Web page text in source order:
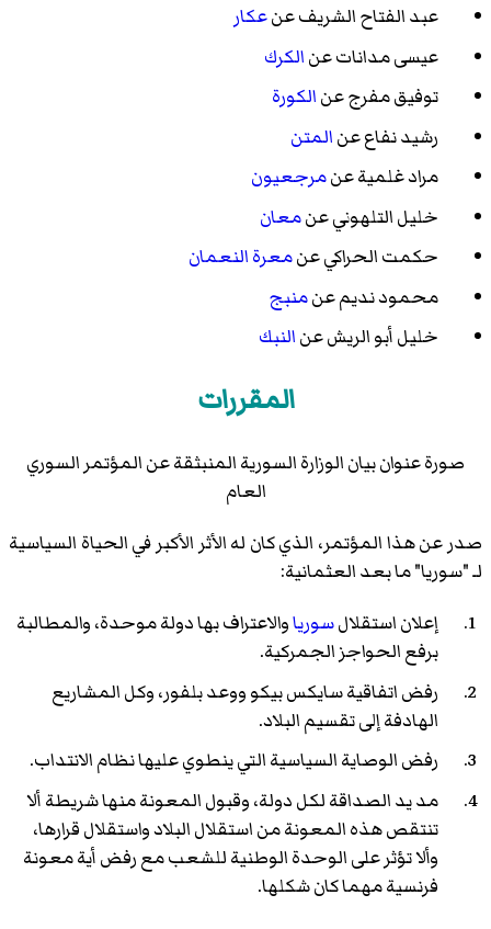
عبد الفتاح الشريف عنعكار
عيسى مدانات عنالكرك
توفيق مفرج عنالكورة
رشيد نفاع عنالمتن
مراد غلمية عنمرجعيون
خليل التلهوني عنمعان
حكمت الحراكي عنمعرة النعمان
محمود نديم عنمنبج
خليل أبو الريش عنالنبك
المقررات
صورة عنوان بيان الوزارة السورية المنبثقة عن المؤتمر السوري
العام
صدر عن هذا المؤتمر، الذي كان له الأثر الأكبر في الحياة السياسية
لـ "سوريا" ما بعد العثمانية:
إعلان استقلالسورياوالاعتراف بها دولة موحدة، والمطالبة
برفع الحواجز الجمركية.
رفض اتفاقية سايكس بيكو ووعد بلفور، وكل المشاريع
الهادفة إلى تقسيم البلاد.
رفض الوصاية السياسية التي ينطوي عليها نظام الانتداب.
مد يد الصداقة لكل دولة، وقبول المعونة منها شريطة ألا
تنتقص هذه المعونة من استقلال البلاد واستقلال قرارها،
وألا تؤثر على الوحدة الوطنية للشعب مع رفض أية معونة
فرنسية مهما كان شكلها.